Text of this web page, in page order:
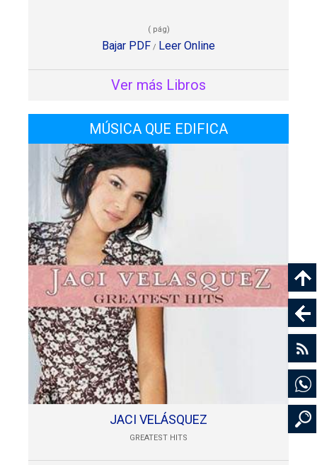
( pág)
Bajar PDF / Leer Online
Ver más Libros
MÚSICA QUE EDIFICA
JACI VELÁSQUEZ
GREATEST HITS